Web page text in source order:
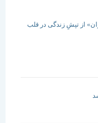
تپشِ زندگی در قلب